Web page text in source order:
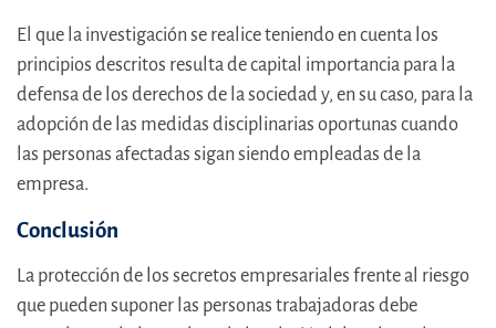
El que la investigación se realice teniendo en cuenta los
principios descritos resulta de capital importancia para la
defensa de los derechos de la sociedad y, en su caso, para la
adopción de las medidas disciplinarias oportunas cuando
las personas afectadas sigan siendo empleadas de la
empresa.
Conclusión
La protección de los secretos empresariales frente al riesgo
que pueden suponer las personas trabajadoras debe